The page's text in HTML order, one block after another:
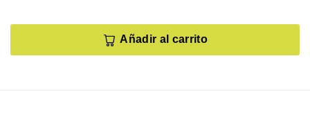
Añadir al carrito